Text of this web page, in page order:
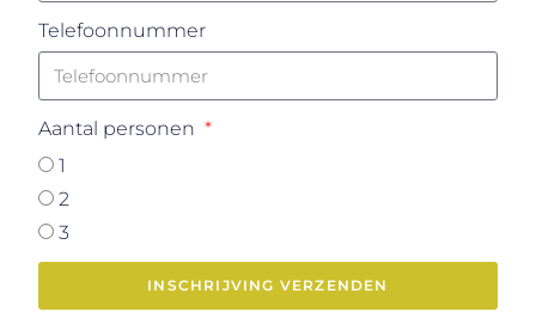
Telefoonnummer
Aantal personen
1
2
3
INSCHRIJVING VERZENDEN